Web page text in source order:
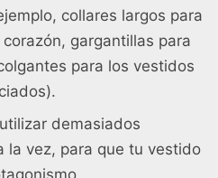
collares largos para
gargantillas para
para los vestidos
demasiados
la vez, para que tu vestido